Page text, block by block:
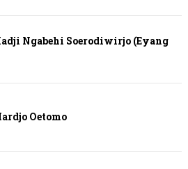
Ngabehi Soerodiwirjo (Eyang
Oetomo